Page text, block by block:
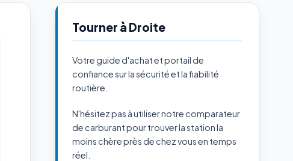
Tourner à Droite
Votre guide d'achat et portail de
confiance sur la sécurité et la fiabilité
routière.
N'hésitez pas à utiliser notre comparateur
de carburant pour trouver la station la
moins chère près de chez vous en temps
réel.